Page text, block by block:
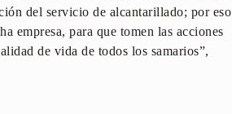
del servicio de alcantarillado; por eso
empresa, para que tomen las acciones
de vida de todos los samarios”,